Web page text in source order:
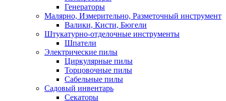
Генераторы
Малярно, Измерительно, Разметочный инструмент
Валики, Кисти, Бюгели
Штукатурно-отделочные инструменты
Шпатели
Электрические пилы
Циркулярные пилы
Торцовочные пилы
Сабельные пилы
Садовый инвентарь
Секаторы